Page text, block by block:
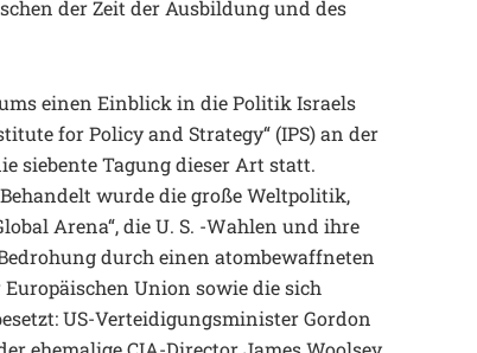
der Zeit der Ausbildung und des
einen Einblick in die Politik Israels
for Policy and Strategy“ (IPS) an der
siebente Tagung dieser Art statt.
Behandelt wurde die große Weltpolitik,
Arena“, die U. S. -Wahlen und ihre
durch einen atombewaffneten
Union sowie die sich
US-Verteidigungsminister Gordon